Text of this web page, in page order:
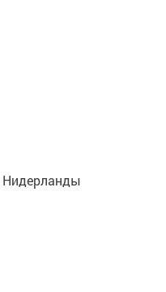
Нидерланды